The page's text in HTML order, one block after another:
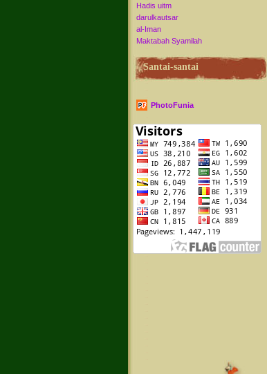
Hadis uitm
darulkautsar
al-Iman
Maktabah Syamilah
Santai-santai
PhotoFunia